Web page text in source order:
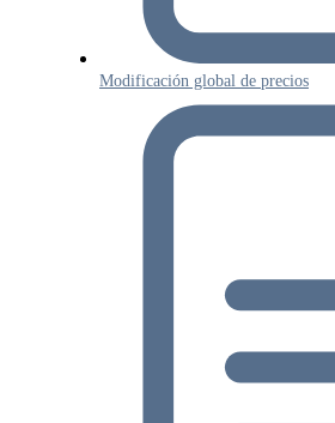
Modificación global de precios